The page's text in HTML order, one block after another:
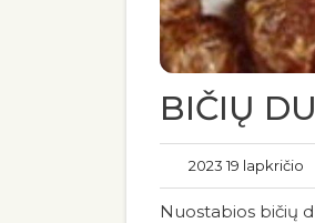
BIČIŲ
2023 19 lapkričio
Nuostabios bičių